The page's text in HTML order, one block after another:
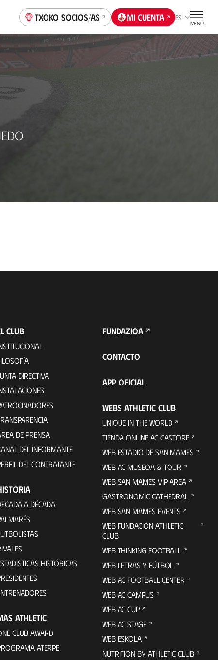
Txoko socios/as Mi cuenta ES
MENÚ
CLUB
DIRECTIVA
DE PRENSA
DEL INFORMANTE
DEL CONTRATANTE
A DÉCADA
HISTÓRICAS
ATHLETIC
CLUB AWARD
ATERPE
FUNDAZIOA
CONTACTO
APP OFICIAL
WEBS ATHLETIC CLUB
UNIQUE IN THE WORLD
TIENDA ONLINE AC CASTORE
WEB ESTADIO DE SAN MAMÉS
WEB AC MUSEOA & TOUR
WEB SAN MAMES VIP AREA
GASTRONOMIC CATHEDRAL
WEB SAN MAMES EVENTS
WEB FUNDACIÓN ATHLETIC
CLUB
WEB THINKING FOOTBALL
WEB LETRAS Y FÚTBOL
WEB AC FOOTBALL CENTER
WEB AC CAMPUS
WEB AC CUP
WEB AC STAGE
WEB ESKOLA
NUTRITION BY ATHLETIC CLUB